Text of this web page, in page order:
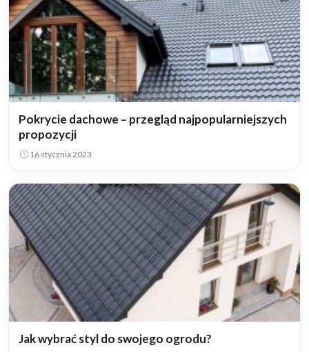
Pokrycie dachowe – przegląd najpopularniejszych
propozycji
16 stycznia 2023
Jak wybrać styl do swojego ogrodu?